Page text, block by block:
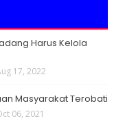
Harus Kelola
17, 2022
Masyarakat Terobati
06, 2021